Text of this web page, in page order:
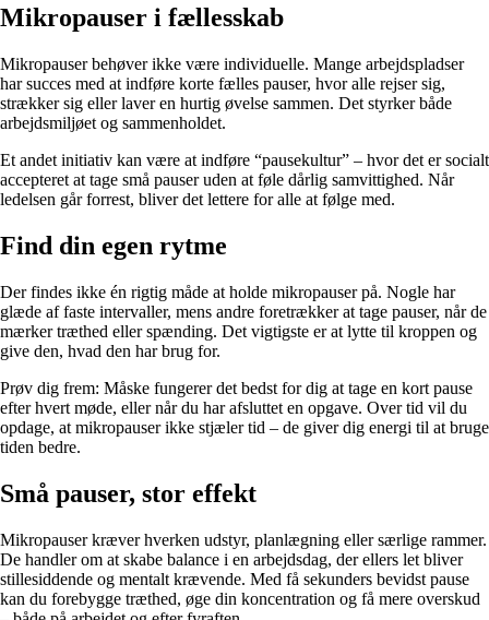
Mikropauser i fællesskab
Mikropauser behøver ikke være individuelle. Mange arbejdspladser
har succes med at indføre korte fælles pauser, hvor alle rejser sig,
strækker sig eller laver en hurtig øvelse sammen. Det styrker både
arbejdsmiljøet og sammenholdet.
Et andet initiativ kan være at indføre “pausekultur” – hvor det er socialt
accepteret at tage små pauser uden at føle dårlig samvittighed. Når
ledelsen går forrest, bliver det lettere for alle at følge med.
Find din egen rytme
Der findes ikke én rigtig måde at holde mikropauser på. Nogle har
glæde af faste intervaller, mens andre foretrækker at tage pauser, når de
mærker træthed eller spænding. Det vigtigste er at lytte til kroppen og
give den, hvad den har brug for.
Prøv dig frem: Måske fungerer det bedst for dig at tage en kort pause
efter hvert møde, eller når du har afsluttet en opgave. Over tid vil du
opdage, at mikropauser ikke stjæler tid – de giver dig energi til at bruge
tiden bedre.
Små pauser, stor effekt
Mikropauser kræver hverken udstyr, planlægning eller særlige rammer.
De handler om at skabe balance i en arbejdsdag, der ellers let bliver
stillesiddende og mentalt krævende. Med få sekunders bevidst pause
kan du forebygge træthed, øge din koncentration og få mere overskud